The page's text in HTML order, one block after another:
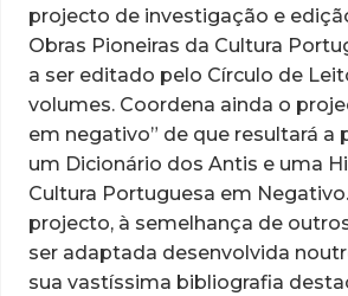
projecto de investigação e
Obras Pioneiras da Cultura
a ser editado pelo Círculo de
volumes. Coordena ainda o
em negativo” de que resultará a
um Dicionário dos Antis e uma
Cultura Portuguesa em Negativo
projecto, à semelhança de
ser adaptada desenvolvida
sua vastíssima bibliografia